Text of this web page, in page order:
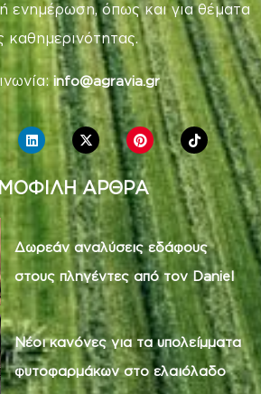
ενημέρωση, όπως και για θέματα
καθημερινότητας.
info@agravia.gr
ΑΡΘΡΑ
Δωρεάν αναλύσεις εδάφους
στους πληγέντες από τον Daniel
Νέοι κανόνες για τα υπολείμματα
φυτοφαρμάκων στο ελαιόλαδο